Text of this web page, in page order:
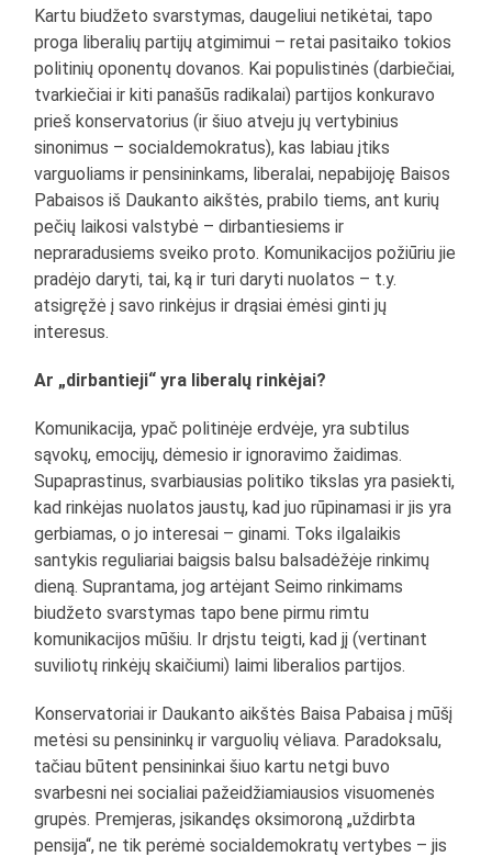
Kartu biudžeto svarstymas, daugeliui netikėtai, tapo
proga liberalių partijų atgimimui – retai pasitaiko tokios
politinių oponentų dovanos. Kai populistinės (darbiečiai,
tvarkiečiai ir kiti panašūs radikalai) partijos konkuravo
prieš konservatorius (ir šiuo atveju jų vertybinius
sinonimus – socialdemokratus), kas labiau įtiks
varguoliams ir pensininkams, liberalai, nepabijoję Baisos
Pabaisos iš Daukanto aikštės, prabilo tiems, ant kurių
pečių laikosi valstybė – dirbantiesiems ir
nepraradusiems sveiko proto. Komunikacijos požiūriu jie
pradėjo daryti, tai, ką ir turi daryti nuolatos – t.y.
atsigręžė į savo rinkėjus ir drąsiai ėmėsi ginti jų
interesus.
Ar „dirbantieji“ yra liberalų rinkėjai?
Komunikacija, ypač politinėje erdvėje, yra subtilus
sąvokų, emocijų, dėmesio ir ignoravimo žaidimas.
Supaprastinus, svarbiausias politiko tikslas yra pasiekti,
kad rinkėjas nuolatos jaustų, kad juo rūpinamasi ir jis yra
gerbiamas, o jo interesai – ginami. Toks ilgalaikis
santykis reguliariai baigsis balsu balsadėžėje rinkimų
dieną. Suprantama, jog artėjant Seimo rinkimams
biudžeto svarstymas tapo bene pirmu rimtu
komunikacijos mūšiu. Ir drįstu teigti, kad jį (vertinant
suviliotų rinkėjų skaičiumi) laimi liberalios partijos.
Konservatoriai ir Daukanto aikštės Baisa Pabaisa į mūšį
metėsi su pensininkų ir varguolių vėliava. Paradoksalu,
tačiau būtent pensininkai šiuo kartu netgi buvo
svarbesni nei socialiai pažeidžiamiausios visuomenės
grupės. Premjeras, įsikandęs oksimoroną „uždirbta
pensija“, ne tik perėmė socialdemokratų vertybes – jis